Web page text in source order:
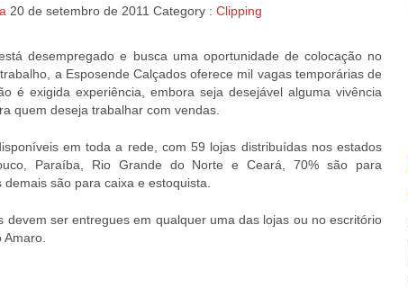
20 de setembro de 2011 Category : Clipping
desempregado e busca uma oportunidade de colocação no
a Esposende Calçados oferece mil vagas temporárias de
é exigida experiência, embora seja desejável alguma vivência
quem deseja trabalhar com vendas.
em toda a rede, com 59 lojas distribuídas nos estados
Paraíba, Rio Grande do Norte e Ceará, 70% são para
demais são para caixa e estoquista.
devem ser entregues em qualquer uma das lojas ou no escritório